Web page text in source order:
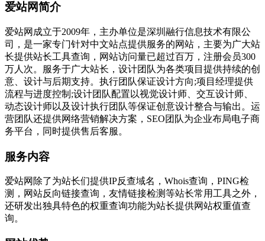
爱站网简介
爱站网成立于2009年，主办单位是深圳融行信息技术有限公
司，是一家专门针对中文站点提供服务的网站，主要为广大站
长提供站长工具查询，网站访问量已超过百万，注册会员300
万人次。服务于广大站长，设计团队为各类项目提供持续的创
意、设计与后期支持。执行团队保证设计方向;项目经理提供
流程与进度控制;设计团队配置以视觉设计师、交互设计师、
动态设计师以及设计执行团队等保证创意设计整合与输出。运
营团队还提供网络营销解决方案，SEO团队为企业布局电子商
务平台，同时提供售后客服。
服务内容
爱站网除了为站长们提供IP反查域名，Whois查询，PING检
测，网站反向链接查询，友情链接检测等站长常用工具之外，
还研发出独具特色的权重查询功能为站长提供网站权重值查
询。